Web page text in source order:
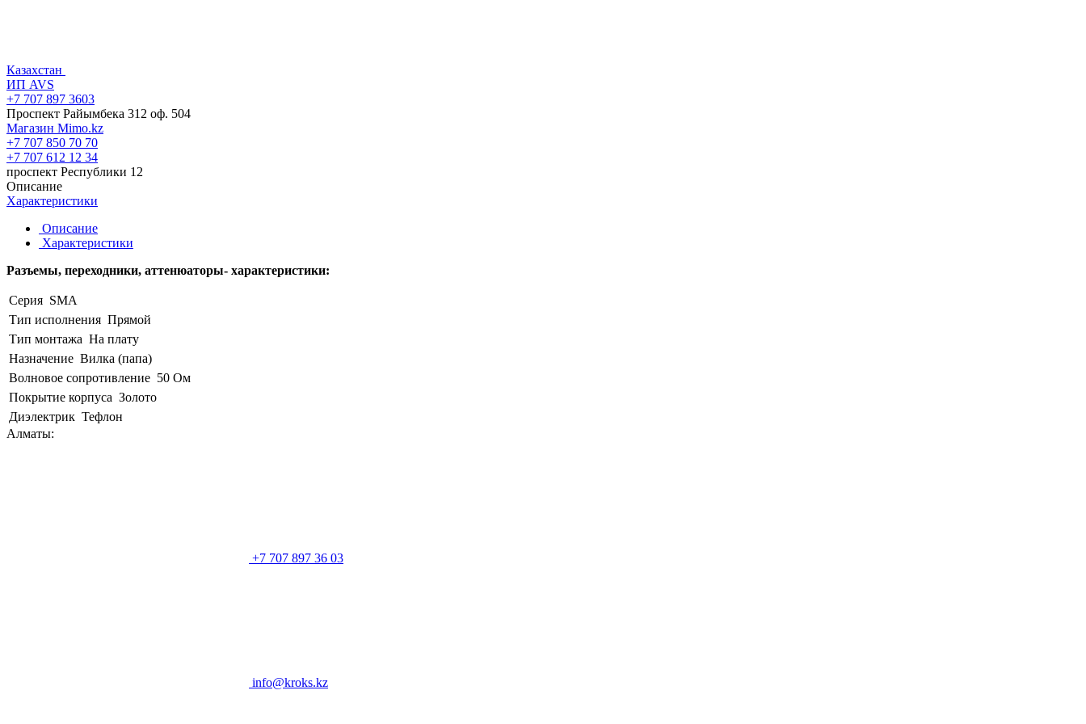
Казахстан
ИП AVS
+7 707 897 3603
Проспект Райымбека 312 оф. 504
Магазин Mimo.kz
+7 707 850 70 70
+7 707 612 12 34
проспект Республики 12
Описание
Характеристики
Описание
Характеристики
Разъемы, переходники, аттенюаторы- характеристики:
Серия SMA
Тип исполнения Прямой
Тип монтажа На плату
Назначение Вилка (папа)
Волновое сопротивление 50 Ом
Покрытие корпуса Золото
Диэлектрик Тефлон
Алматы:
+7 707 897 36 03
info@kroks.kz